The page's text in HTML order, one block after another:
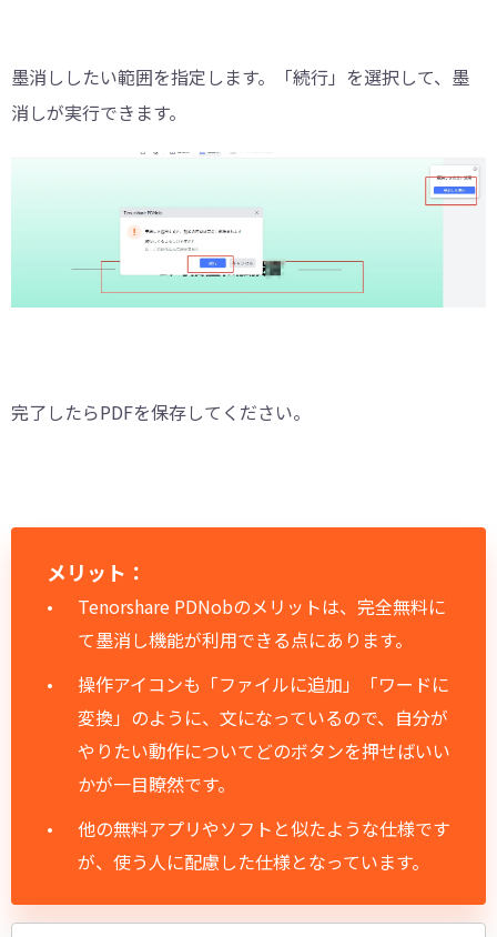
墨消ししたい範囲を指定します。「続行」を選択して、墨
消しが実行できます。
完了したらPDFを保存してください。
メリット：
Tenorshare PDNobのメリットは、完全無料に
て墨消し機能が利用できる点にあります。
操作アイコンも「ファイルに追加」「ワードに
変換」のように、文になっているので、自分が
やりたい動作についてどのボタンを押せばいい
かが一目瞭然です。
他の無料アプリやソフトと似たような仕様です
が、使う人に配慮した仕様となっています。